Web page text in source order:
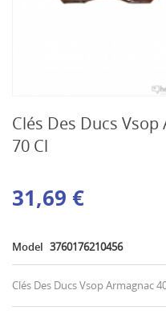
Clés Des Ducs Vsop
70 Cl
31,69 €
Model 3760176210456
Clés Des Ducs Vsop Armagnac